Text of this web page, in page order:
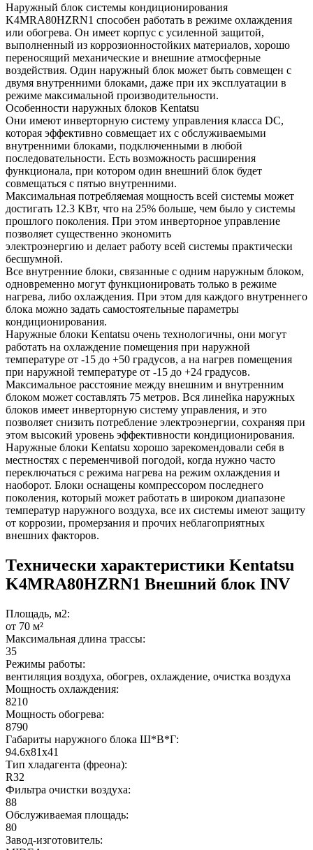
Наружный блок системы кондиционирования
K4MRA80HZRN1 способен работать в режиме охлаждения
или обогрева. Он имеет корпус с усиленной защитой,
выполненный из коррозионностойких материалов, хорошо
переносящий механические и внешние атмосферные
воздействия. Один наружный блок может быть совмещен с
двумя внутренними блоками, даже при их эксплуатации в
режиме максимальной производительности.
Особенности наружных блоков Kentatsu
Они имеют инверторную систему управления класса DC,
которая эффективно совмещает их с обслуживаемыми
внутренними блоками, подключенными в любой
последовательности. Есть возможность расширения
функционала, при котором один внешний блок будет
совмещаться с пятью внутренними.
Максимальная потребляемая мощность всей системы может
достигать 12.3 КВт, что на 25% больше, чем было у системы
прошлого поколения. При этом инверторное управление
позволяет существенно экономить
электроэнергию и делает работу всей системы практически
бесшумной.
Все внутренние блоки, связанные с одним наружным блоком,
одновременно могут функционировать только в режиме
нагрева, либо охлаждения. При этом для каждого внутреннего
блока можно задать самостоятельные параметры
кондиционирования.
Наружные блоки Kentatsu очень технологичны, они могут
работать на охлаждение помещения при наружной
температуре от -15 до +50 градусов, а на нагрев помещения
при наружной температуре от -15 до +24 градусов.
Максимальное расстояние между внешним и внутренним
блоком может составлять 75 метров. Вся линейка наружных
блоков имеет инверторную систему управления, и это
позволяет снизить потребление электроэнергии, сохраняя при
этом высокий уровень эффективности кондиционирования.
Наружные блоки Kentatsu хорошо зарекомендовали себя в
местностях с переменчивой погодой, когда нужно часто
переключаться с режима нагрева на режим охлаждения и
наоборот. Блоки оснащены компрессором последнего
поколения, который может работать в широком диапазоне
температур наружного воздуха, все их системы имеют защиту
от коррозии, промерзания и прочих неблагоприятных
внешних факторов.
Технически характеристики Kentatsu
K4MRA80HZRN1 Внешний блок INV
Площадь, м2:
от 70 м²
Максимальная длина трассы:
35
Режимы работы:
вентиляция воздуха, обогрев, охлаждение, очистка воздуха
Мощность охлаждения:
8210
Мощность обогрева:
8790
Габариты наружного блока Ш*В*Г:
94.6x81x41
Тип хладагента (фреона):
R32
Фильтра очистки воздуха:
88
Обслуживаемая площадь:
80
Завод-изготовитель: